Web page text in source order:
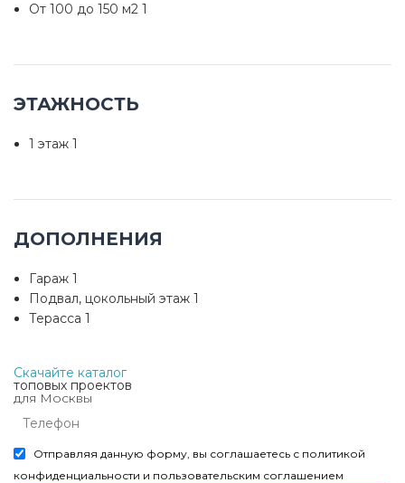
От 100 до 150 м2 1
ЭТАЖНОСТЬ
1 этаж 1
ДОПОЛНЕНИЯ
Гараж 1
Подвал, цокольный этаж 1
Терасса 1
Скачайте каталог
топовых проектов
для Москвы
Отправляя данную форму, вы соглашаетесь с политикой
конфиденциальности и пользовательским соглашением